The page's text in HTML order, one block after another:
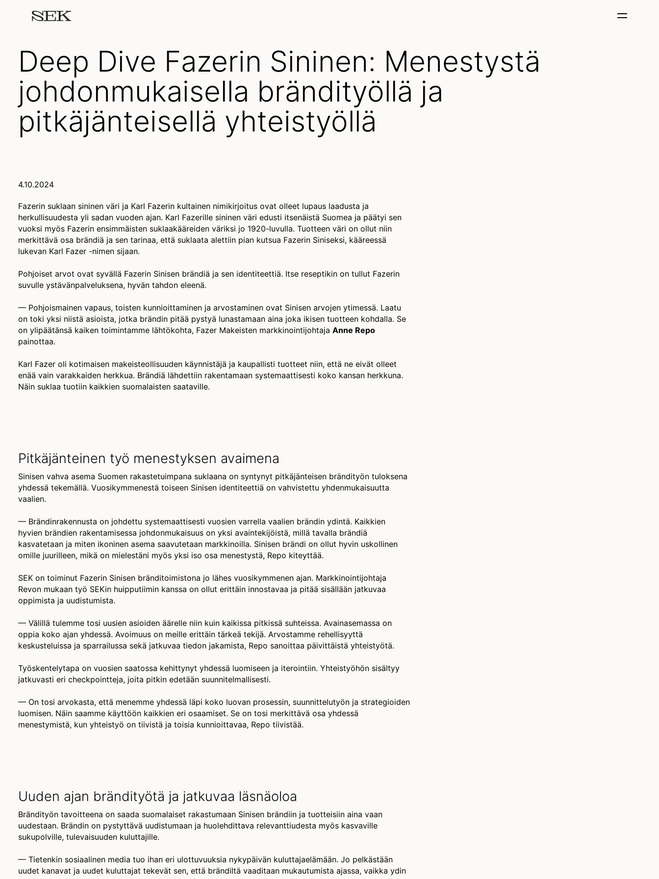
Deep Dive Fazerin Sininen: Menestystä
johdonmukaisella brändityöllä ja
pitkäjänteisellä yhteistyöllä
4.10.2024
Fazerin suklaan sininen väri ja Karl Fazerin kultainen nimikirjoitus ovat olleet lupaus laadusta ja
herkullisuudesta yli sadan vuoden ajan. Karl Fazerille sininen väri edusti itsenäistä Suomea ja päätyi sen
vuoksi myös Fazerin ensimmäisten suklaakääreiden väriksi jo 1920-luvulla. Tuotteen väri on ollut niin
merkittävä osa brändiä ja sen tarinaa, että suklaata alettiin pian kutsua Fazerin Siniseksi, kääreessä
lukevan Karl Fazer -nimen sijaan.
Pohjoiset arvot ovat syvällä Fazerin Sinisen brändiä ja sen identiteettiä. Itse reseptikin on tullut Fazerin
suvulle ystävänpalveluksena, hyvän tahdon eleenä.
— Pohjoismainen vapaus, toisten kunnioittaminen ja arvostaminen ovat Sinisen arvojen ytimessä. Laatu
on toki yksi niistä asioista, jotka brändin pitää pystyä lunastamaan aina joka ikisen tuotteen kohdalla. Se
on ylipäätänsä kaiken toimintamme lähtökohta, Fazer Makeisten markkinointijohtaja Anne Repo
painottaa.
Karl Fazer oli kotimaisen makeisteollisuuden käynnistäjä ja kaupallisti tuotteet niin, että ne eivät olleet
enää vain varakkaiden herkkua. Brändiä lähdettiin rakentamaan systemaattisesti koko kansan herkkuna.
Näin suklaa tuotiin kaikkien suomalaisten saataville.
Pitkäjänteinen työ menestyksen avaimena
Sinisen vahva asema Suomen rakastetuimpana suklaana on syntynyt pitkäjänteisen brändityön tuloksena
yhdessä tekemällä. Vuosikymmenestä toiseen Sinisen identiteettiä on vahvistettu yhdenmukaisuutta
vaalien.
— Brändinrakennusta on johdettu systemaattisesti vuosien varrella vaalien brändin ydintä. Kaikkien
hyvien brändien rakentamisessa johdonmukaisuus on yksi avaintekijöistä, millä tavalla brändiä
kasvatetaan ja miten ikoninen asema saavutetaan markkinoilla. Sinisen brändi on ollut hyvin uskollinen
omille juurilleen, mikä on mielestäni myös yksi iso osa menestystä, Repo kiteyttää.
SEK on toiminut Fazerin Sinisen bränditoimistona jo lähes vuosikymmenen ajan. Markkinointijohtaja
Revon mukaan työ SEKin huipputiimin kanssa on ollut erittäin innostavaa ja pitää sisällään jatkuvaa
oppimista ja uudistumista.
— Välillä tulemme tosi uusien asioiden äärelle niin kuin kaikissa pitkissä suhteissa. Avainasemassa on
oppia koko ajan yhdessä. Avoimuus on meille erittäin tärkeä tekijä. Arvostamme rehellisyyttä
keskusteluissa ja sparrailussa sekä jatkuvaa tiedon jakamista, Repo sanoittaa päivittäistä yhteistyötä.
Työskentelytapa on vuosien saatossa kehittynyt yhdessä luomiseen ja iterointiin. Yhteistyöhön sisältyy
jatkuvasti eri checkpointteja, joita pitkin edetään suunnitelmallisesti.
— On tosi arvokasta, että menemme yhdessä läpi koko luovan prosessin, suunnittelutyön ja strategioiden
luomisen. Näin saamme käyttöön kaikkien eri osaamiset. Se on tosi merkittävä osa yhdessä
menestymistä, kun yhteistyö on tiivistä ja toisia kunnioittavaa, Repo tiivistää.
Uuden ajan brändityötä ja jatkuvaa läsnäoloa
Brändityön tavoitteena on saada suomalaiset rakastumaan Sinisen brändiin ja tuotteisiin aina vaan
uudestaan. Brändin on pystyttävä uudistumaan ja huolehdittava relevanttiudesta myös kasvaville
sukupolville, tulevaisuuden kuluttajille.
— Tietenkin sosiaalinen media tuo ihan eri ulottuvuuksia nykypäivän kuluttajaelämään. Jo pelkästään
uudet kanavat ja uudet kuluttajat tekevät sen, että brändiltä vaaditaan mukautumista ajassa, vaikka ydin